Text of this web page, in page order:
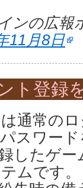
ンの広報
11月8日
ト登録
通常の
スワー
したゲ
ムです。